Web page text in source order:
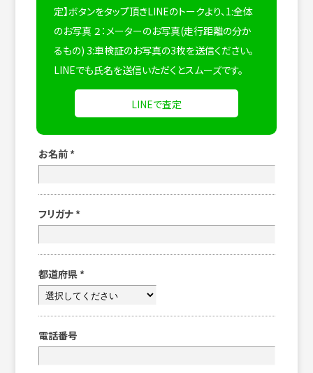
定】ボタンをタップ頂きLINEのトークより、1:全体
のお写真 ２：メーターのお写真(走行距離の分か
るもの) 3:車検証のお写真の3枚を送信ください。
LINEでも氏名を送信いただくとスムーズです。
LINEで査定
お名前 *
フリガナ *
都道府県 *
電話番号